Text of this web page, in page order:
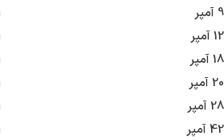
9 آمپر
12 آمپر
18 آمپر
20 آمپر
28 آمپر
42 آمپر